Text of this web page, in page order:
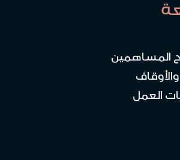
المساهمين
والأوقاف
العمل